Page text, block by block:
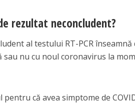
rezultat neconcludent?
al testului RT-PCR
nu cu noul coronavirus la
că avea simptome de